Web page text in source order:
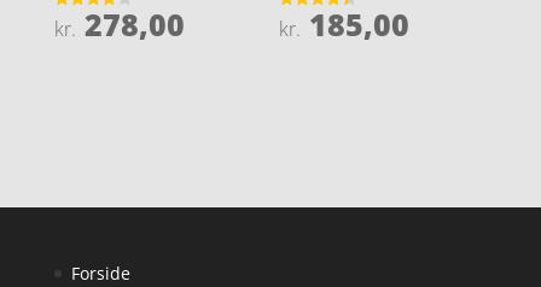
Vurderet
3.9
kr. 278,00
Vurderet
4.4
kr. 185,00
Forside